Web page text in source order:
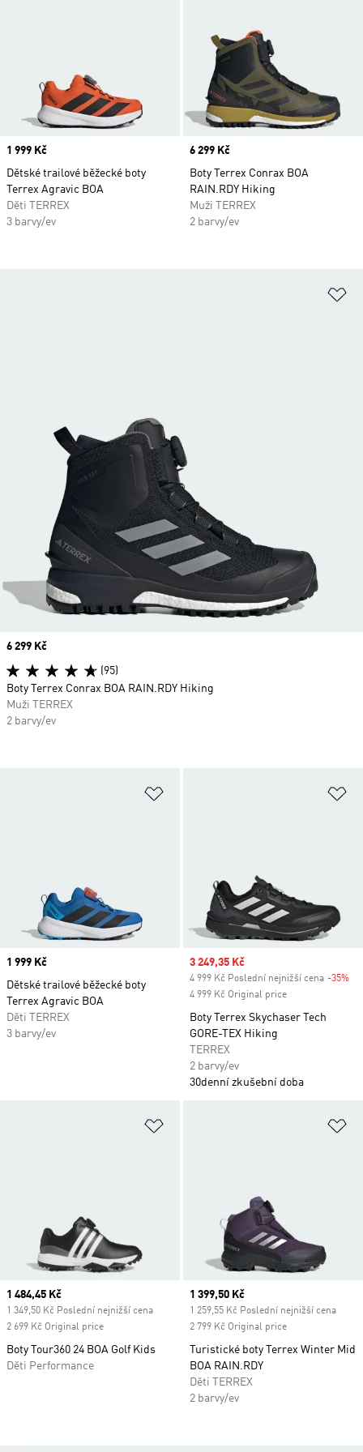
Price
1 999 Kč
Dětské trailové běžecké boty
Terrex Agravic BOA
Děti TERREX
3 barvy/ev
Price
6 299 Kč
Boty Terrex Conrax BOA
RAIN.RDY Hiking
Muži TERREX
2 barvy/ev
Price
1 999 Kč
Dětské trailové běžecké boty
Terrex Agravic BOA
Děti TERREX
3 barvy/ev
Sale price
3 249,35 Kč
4 999 Kč Poslední nejnižší cena -35%
4 999 Kč Original price
Boty Terrex Skychaser Tech
GORE-TEX Hiking
TERREX
2 barvy/ev
30denní zkušební doba
Current price
1 484,45 Kč
1 349,50 Kč Poslední nejnižší cena
2 699 Kč Original price
Boty Tour360 24 BOA Golf Kids
Děti Performance
Current price
1 399,50 Kč
1 259,55 Kč Poslední nejnižší cena
2 799 Kč Original price
Turistické boty Terrex Winter Mid
BOA RAIN.RDY
Děti TERREX
2 barvy/ev
Price
6 299 Kč
(95)
Boty Terrex Conrax BOA RAIN.RDY Hiking
Muži TERREX
2 barvy/ev